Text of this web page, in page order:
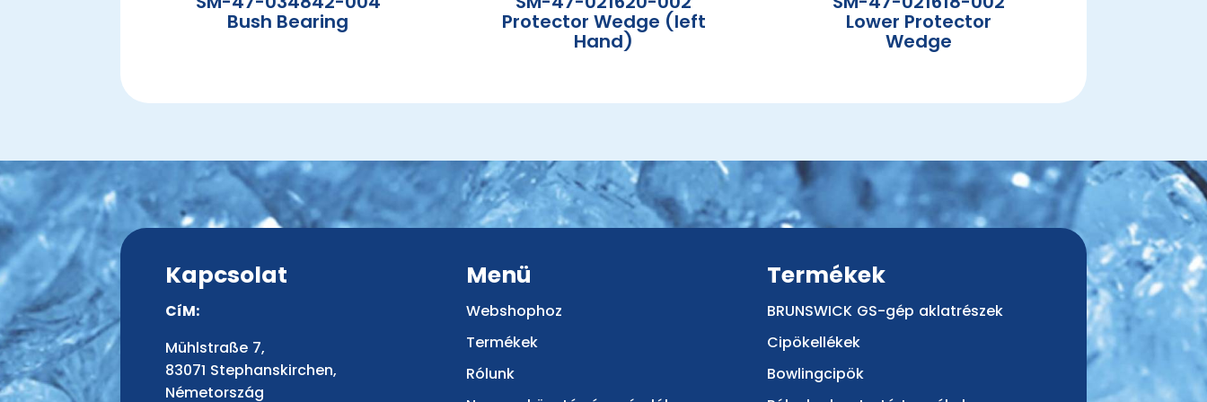
Bush Bearing Protector Wedge (left
Hand)
Lower Protector
Wedge
Kapcsolat
CíM:
Mühlstraße 7,
83071 Stephanskirchen,
Németország
Menü
Webshophoz
Termékek
Rólunk
Termékek
BRUNSWICK GS-gép aklatrészek
Cipökellékek
Bowlingcipök